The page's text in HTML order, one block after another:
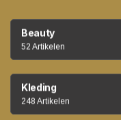
Beauty
52 Artikelen
Kleding
248 Artikelen